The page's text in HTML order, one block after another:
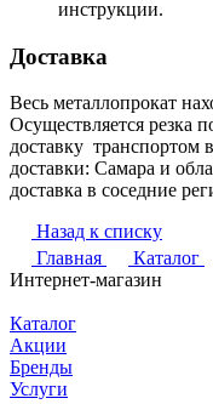
инструкции.
Доставка
Весь металлопрокат
Осуществляется резка
доставку транспортом
доставки: Самара и
доставка в соседние
Назад к списку
Главная
Каталог
Интернет-магазин
Каталог
Акции
Бренды
Услуги